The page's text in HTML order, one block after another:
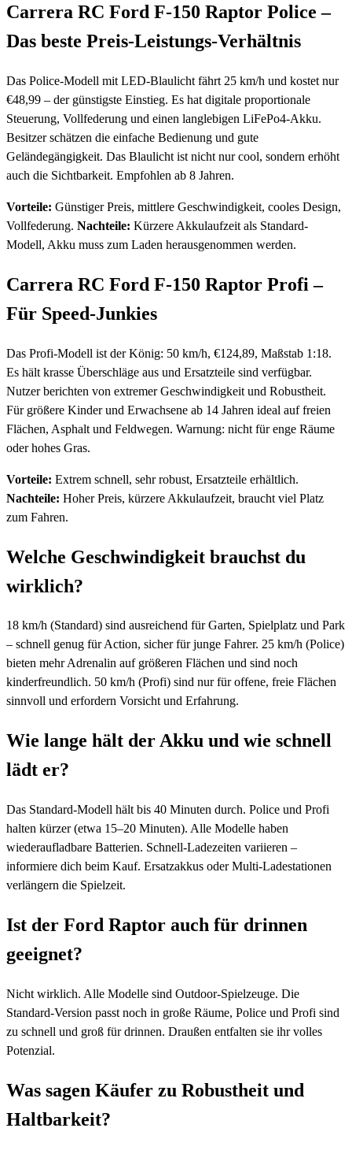
Carrera RC Ford F-150 Raptor Police –
Das beste Preis-Leistungs-Verhältnis
Das Police-Modell mit LED-Blaulicht fährt 25 km/h und kostet nur
€48,99 – der günstigste Einstieg. Es hat digitale proportionale
Steuerung, Vollfederung und einen langlebigen LiFePo4-Akku.
Besitzer schätzen die einfache Bedienung und gute
Geländegängigkeit. Das Blaulicht ist nicht nur cool, sondern erhöht
auch die Sichtbarkeit. Empfohlen ab 8 Jahren.
Vorteile: Günstiger Preis, mittlere Geschwindigkeit, cooles Design,
Vollfederung. Nachteile: Kürzere Akkulaufzeit als Standard-
Modell, Akku muss zum Laden herausgenommen werden.
Carrera RC Ford F-150 Raptor Profi –
Für Speed-Junkies
Das Profi-Modell ist der König: 50 km/h, €124,89, Maßstab 1:18.
Es hält krasse Überschläge aus und Ersatzteile sind verfügbar.
Nutzer berichten von extremer Geschwindigkeit und Robustheit.
Für größere Kinder und Erwachsene ab 14 Jahren ideal auf freien
Flächen, Asphalt und Feldwegen. Warnung: nicht für enge Räume
oder hohes Gras.
Vorteile: Extrem schnell, sehr robust, Ersatzteile erhältlich.
Nachteile: Hoher Preis, kürzere Akkulaufzeit, braucht viel Platz
zum Fahren.
Welche Geschwindigkeit brauchst du
wirklich?
18 km/h (Standard) sind ausreichend für Garten, Spielplatz und Park
– schnell genug für Action, sicher für junge Fahrer. 25 km/h (Police)
bieten mehr Adrenalin auf größeren Flächen und sind noch
kinderfreundlich. 50 km/h (Profi) sind nur für offene, freie Flächen
sinnvoll und erfordern Vorsicht und Erfahrung.
Wie lange hält der Akku und wie schnell
lädt er?
Das Standard-Modell hält bis 40 Minuten durch. Police und Profi
halten kürzer (etwa 15–20 Minuten). Alle Modelle haben
wiederaufladbare Batterien. Schnell-Ladezeiten variieren –
informiere dich beim Kauf. Ersatzakkus oder Multi-Ladestationen
verlängern die Spielzeit.
Ist der Ford Raptor auch für drinnen
geeignet?
Nicht wirklich. Alle Modelle sind Outdoor-Spielzeuge. Die
Standard-Version passt noch in große Räume, Police und Profi sind
zu schnell und groß für drinnen. Draußen entfalten sie ihr volles
Potenzial.
Was sagen Käufer zu Robustheit und
Haltbarkeit?